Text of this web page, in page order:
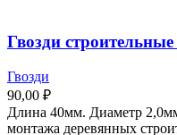
Гвозди
Гвозди
90,00 ₽
Длина 40мм. Диаметр
монтажа деревянных